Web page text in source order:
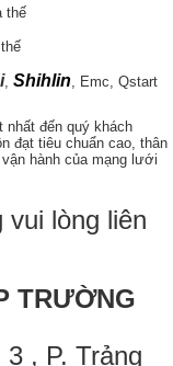
thế
Shihlin , Emc, Qstart
nhất đến quý khách
đạt tiêu chuẩn cao, thân
hành của mạng lưới
vui lòng liên
TRƯỜNG
, P. Trảng